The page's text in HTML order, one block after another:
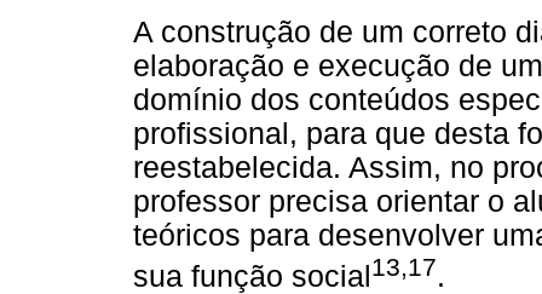
A construção de um correto
elaboração e execução de
domínio dos conteúdos
profissional, para que desta
reestabelecida. Assim, no
professor precisa orientar o
teóricos para desenvolver
sua função social13,17.